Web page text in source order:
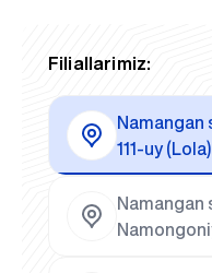
Filiallarimiz:
Namangan
111-uy (Lola)
Namangan